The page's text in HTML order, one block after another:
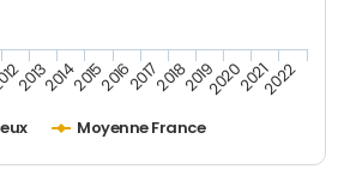
Moyenne France
2013201420152016201720182019202020212022